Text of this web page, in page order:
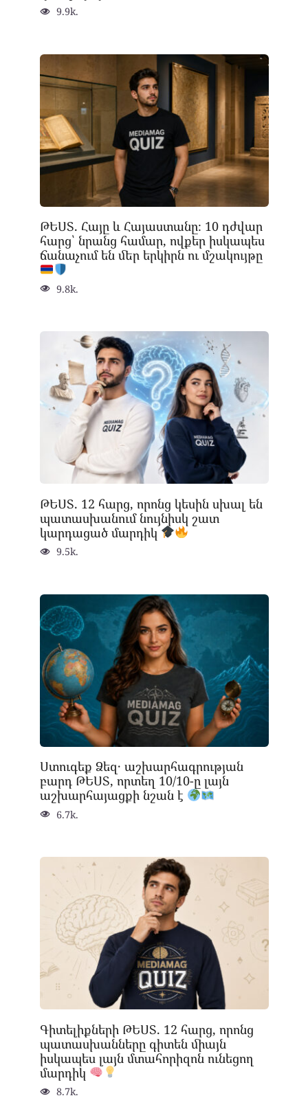
9.9k.
ԹԵՍՏ. Հայը և Հայաստանը։ 10 դժվար
հարց՝ նրանց համար, ովքեր իսկապես
ճանաչում են մեր երկիրն ու մշակույթը
9.8k.
ԹԵՍՏ. 12 հարց, որոնց կեսին սխալ են
պատասխանում նույնիսկ շատ
կարդացած մարդիկ
9.5k.
Ստուգեք Ձեզ․ աշխարհագրության
բարդ ԹԵՍՏ, որտեղ 10/10-ը լայն
աշխարհայացքի նշան է
6.7k.
Գիտելիքների ԹԵՍՏ. 12 հարց, որոնց
պատասխանները գիտեն միայն
իսկապես լայն մտահորիզոն ունեցող
մարդիկ
8.7k.